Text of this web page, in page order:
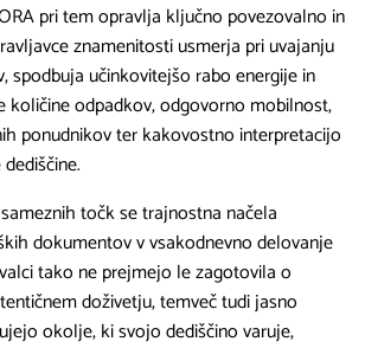
pri tem opravlja ključno povezovalno in
znamenitosti usmerja pri uvajanju
spodbuja učinkovitejšo rabo energije in
količine odpadkov, odgovorno mobilnost,
ponudnikov ter kakovostno interpretacijo
točk se trajnostna načela
dokumentov v vsakodnevno delovanje
tako ne prejmejo le zagotovila o
doživetju, temveč tudi jasno
okolje, ki svojo dediščino varuje,